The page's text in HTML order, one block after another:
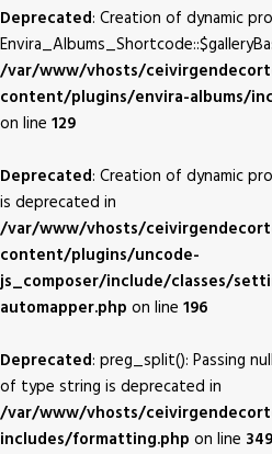
Deprecated: Creation of dynamic
/var/www/vhosts/
content/plugins/envira-albums/
on line 129
Deprecated: Creation of dynamic
is deprecated in
/var/www/vhosts/
content/plugins/uncode-
js_composer/include/classes/
automapper.php on line 196
Deprecated: preg_split(): Passing
of type string is deprecated in
/var/www/vhosts/
includes/formatting.php on line